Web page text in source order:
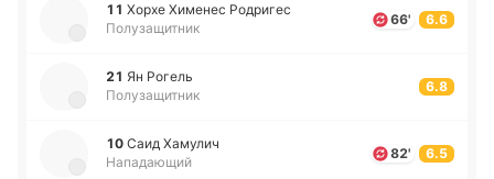
11 Хорхе Хи­ме­нес Ро­дри­гес
Полузащитник
66' 6.6
21 Ян Рогель
Полузащитник
6.8
10 Саид Ха­му­лич
Нападающий
82' 6.5